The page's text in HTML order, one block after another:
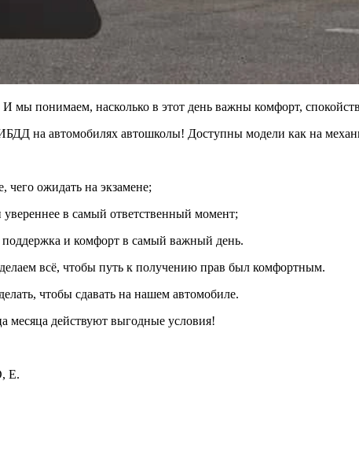
понимаем, насколько в этот день важны комфорт,
на автомобилях автошколы! Доступны модели как на
чего ожидать на экзамене;
увереннее в самый ответственный момент;
и комфорт в самый важный день.
всё, чтобы путь к получению прав был комфортным.
чтобы сдавать на нашем автомобиле.
месяца действуют выгодные условия!
Е.